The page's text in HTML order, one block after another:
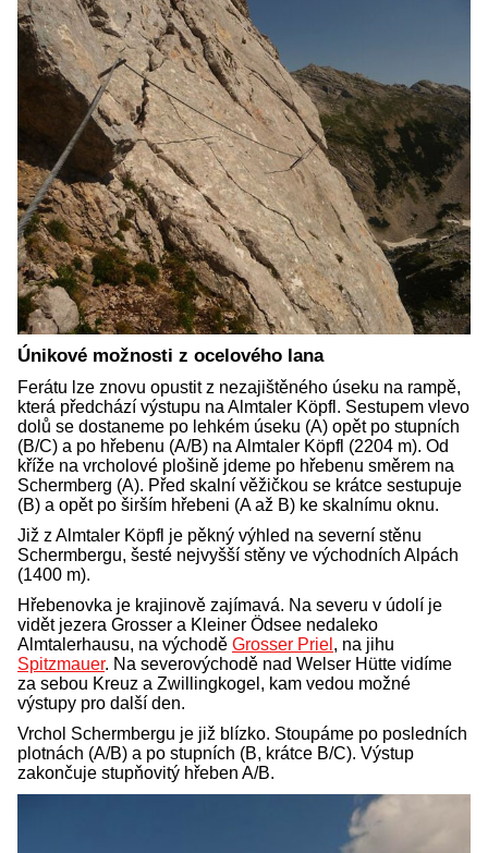
Únikové možnosti z ocelového lana
Ferátu lze znovu opustit z nezajištěného úseku na rampě,
která předchází výstupu na Almtaler Köpfl. Sestupem vlevo
dolů se dostaneme po lehkém úseku (A) opět po stupních
(B/C) a po hřebenu (A/B) na Almtaler Köpfl (2204 m). Od
kříže na vrcholové plošině jdeme po hřebenu směrem na
Schermberg (A). Před skalní věžičkou se krátce sestupuje
(B) a opět po širším hřebeni (A až B) ke skalnímu oknu.
Již z Almtaler Köpfl je pěkný výhled na severní stěnu
Schermbergu, šesté nejvyšší stěny ve východních Alpách
(1400 m).
Hřebenovka je krajinově zajímavá. Na severu v údolí je
vidět jezera Grosser a Kleiner Ödsee nedaleko
Almtalerhausu, na východě Grosser Priel , na jihu
Spitzmauer. Na severovýchodě nad Welser Hütte vidíme
za sebou Kreuz a Zwillingkogel, kam vedou možné
výstupy pro další den.
Vrchol Schermbergu je již blízko. Stoupáme po posledních
plotnách (A/B) a po stupních (B, krátce B/C). Výstup
zakončuje stupňovitý hřeben A/B.